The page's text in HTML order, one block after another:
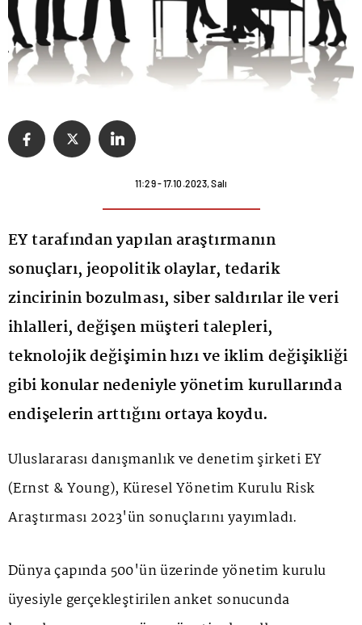
11:29 - 17.10.2023, Salı
EY tarafından yapılan araştırmanın
sonuçları, jeopolitik olaylar, tedarik
zincirinin bozulması, siber saldırılar ile veri
ihlalleri, değişen müşteri talepleri,
teknolojik değişimin hızı ve iklim değişikliği
gibi konular nedeniyle yönetim kurullarında
endişelerin arttığını ortaya koydu.
Uluslararası danışmanlık ve denetim şirketi EY
(Ernst & Young), Küresel Yönetim Kurulu Risk
Araştırması 2023'ün sonuçlarını yayımladı.
Dünya çapında 500'ün üzerinde yönetim kurulu
üyesiyle gerçekleştirilen anket sonucunda